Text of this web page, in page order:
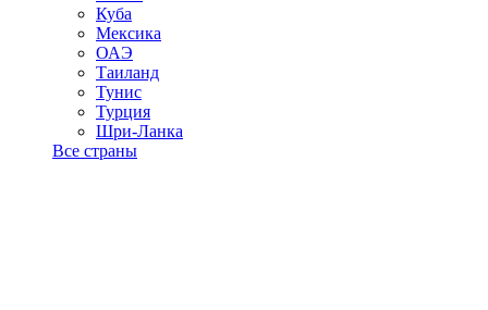
Куба
Мексика
ОАЭ
Таиланд
Тунис
Турция
Шри-Ланка
Все страны